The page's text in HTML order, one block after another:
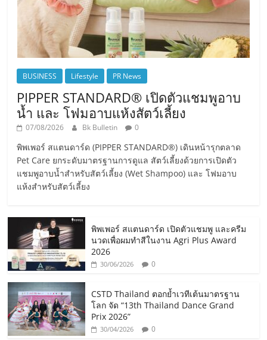
BUSINESS Lifestyle PR News
PIPPER STANDARD® เปิดตัวแชมพูอาบ
น้ำ และ โฟมอาบแห้งสัตว์เลี้ยง
07/08/2026 Bk Bulletin 0
พิพเพอร์ สแตนดาร์ด (PIPPER STANDARD®) เดินหน้ารุกตลาด
Pet Care ยกระดับมาตรฐานการดูแล สัตว์เลี้ยงด้วยการเปิดตัว
แชมพูอาบน้ำสำหรับสัตว์เลี้ยง (Wet Shampoo) และ โฟมอาบ
แห้งสำหรับสัตว์เลี้ยง
พิพเพอร์ สแตนดาร์ด เปิดตัวแชมพู และครีม
นวดเพื่อผมทำสีในงาน Agri Plus Award
2026
30/06/2026 0
CSTD Thailand ตอกย้ำเวทีเต้นมาตรฐาน
โลก จัด “13th Thailand Dance Grand
Prix 2026”
30/04/2026 0